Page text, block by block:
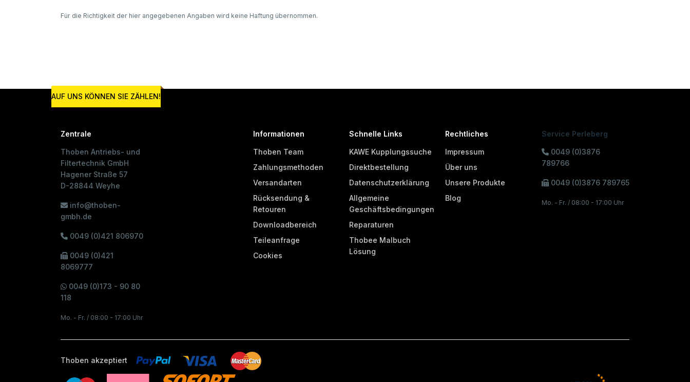
Für die Richtigkeit der hier angegebenen Angaben wird keine Haftung übernommen.
AUF UNS KÖNNEN SIE ZÄHLEN!
Zentrale
Thoben Antriebs- und
Filtertechnik GmbH
Hagener Straße 57
D-28844 Weyhe
info@thoben-
gmbh.de
0049 (0)421 806970
0049 (0)421
8069777
0049 (0)173 - 90 80
118
Mo. - Fr. / 08:00 - 17:00 Uhr
Informationen
Thoben Team
Zahlungsmethoden
Versandarten
Rücksendung &
Retouren
Downloadbereich
Teileanfrage
Cookies
Schnelle Links
KAWE Kupplungssuche
Direktbestellung
Datenschutzerklärung
Allgemeine
Geschäftsbedingungen
Reparaturen
Thobee Malbuch
Lösung
Rechtliches
Impressum
Über uns
Unsere Produkte
Blog
Service Perleberg
0049 (0)3876
789766
0049 (0)3876 789765
Mo. - Fr. / 08:00 - 17:00 Uhr
Thoben akzeptiert